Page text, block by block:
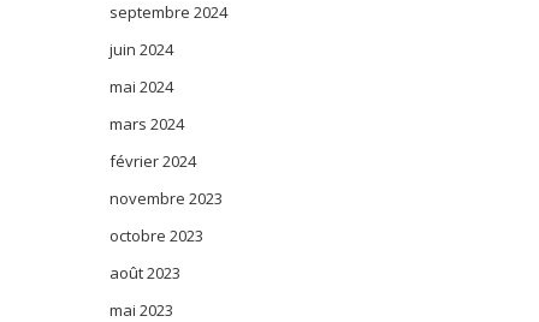
septembre 2024
juin 2024
mai 2024
mars 2024
février 2024
novembre 2023
octobre 2023
août 2023
mai 2023